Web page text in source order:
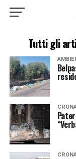
Tutti gli